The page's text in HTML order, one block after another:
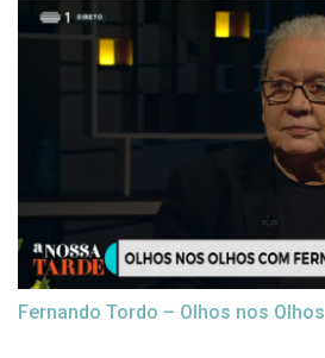
Fernando Tordo – Olhos nos Olhos